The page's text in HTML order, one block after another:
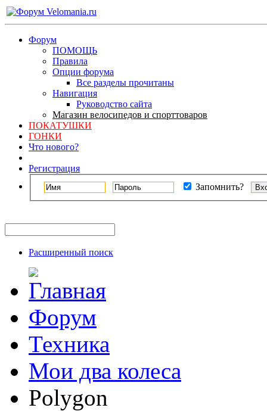
Форум
ПОМОЩЬ
Правила
Опции форума
Все разделы прочитаны
Навигация
Руководство сайта
Магазин велосипедов и спорттоваров
ПОКАТУШКИ
ГОНКИ
Что нового?
Регистрация
Запомнить?
Расширенный поиск
Форум
Техника
Мои два колеса
Polygon